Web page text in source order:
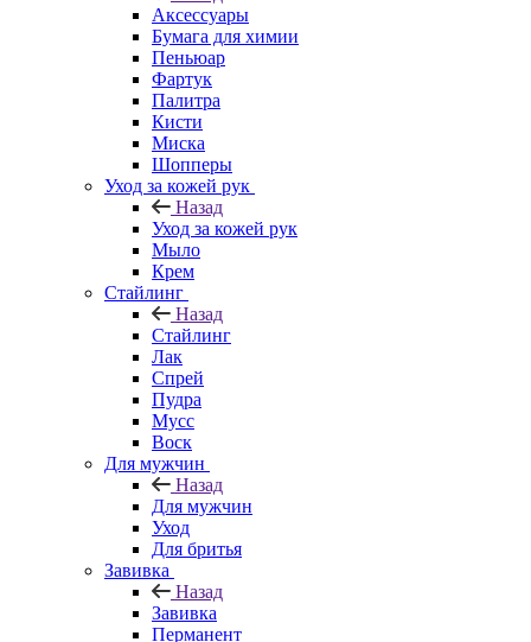
Аксессуары
Бумага для химии
Пеньюар
Фартук
Палитра
Кисти
Миска
Шопперы
Уход за кожей рук
Назад
Уход за кожей рук
Мыло
Крем
Стайлинг
Назад
Стайлинг
Лак
Спрей
Пудра
Мусс
Воск
Для мужчин
Назад
Для мужчин
Уход
Для бритья
Завивка
Назад
Завивка
Перманент